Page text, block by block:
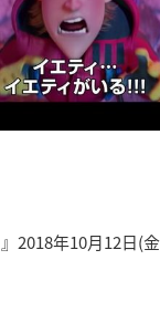
2018年10月12日(